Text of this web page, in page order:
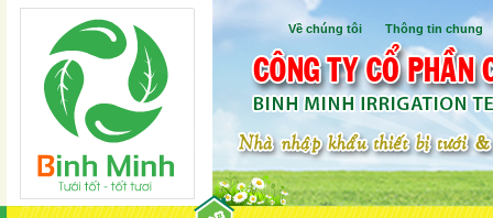
Về chúng tôi Thông tin chung